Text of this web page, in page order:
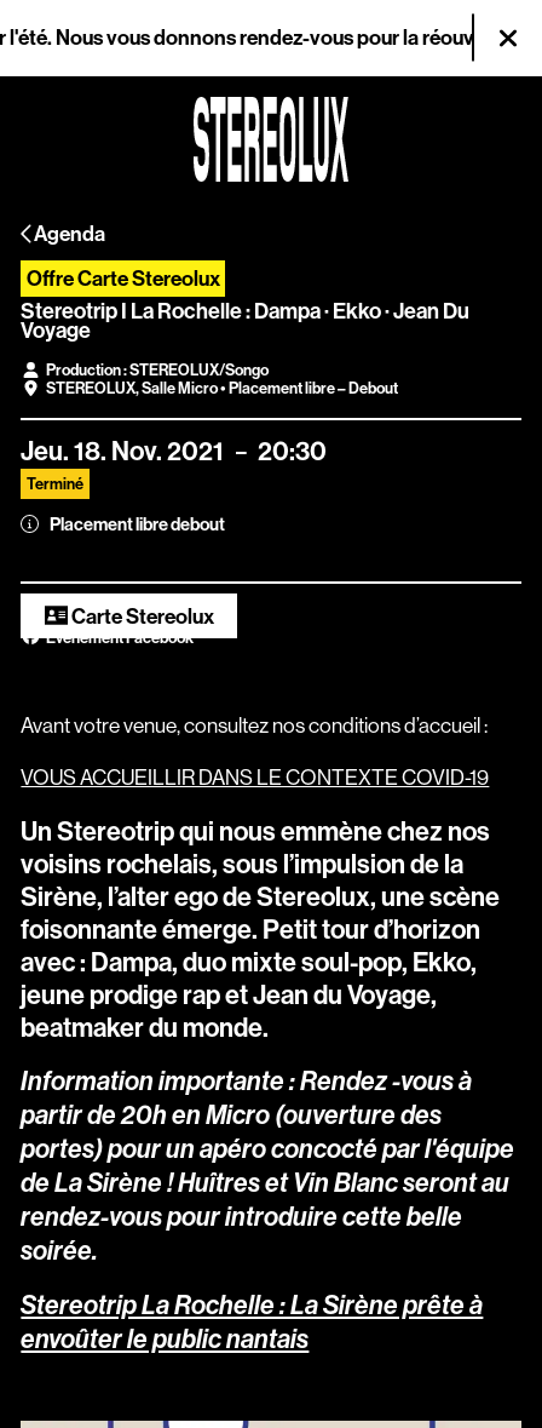
vous donnons rendez-vous pour la réouverture le
Agenda
Offre Carte Stereolux
Stereotrip I La Rochelle : Dampa · Ekko · Jean Du
Voyage
Production : STEREOLUX/Songo
STEREOLUX,Salle Micro• Placement libre – Debout
Jeu.18. Nov.2021 20:30
Terminé
Placement libre debout
Carte Stereolux
Évènement Facebook
Avant votre venue, consultez nos conditions d’accueil :
VOUS ACCUEILLIR DANS LE CONTEXTE COVID-19
Un Stereotrip qui nous emmène chez nos
voisins rochelais, sous l’impulsion de la
Sirène, l’alter ego de Stereolux, une scène
foisonnante émerge. Petit tour d’horizon
avec : Dampa, duo mixte soul-pop, Ekko,
jeune prodige rap et Jean du Voyage,
beatmaker du monde.
Information importante : Rendez -vous à
partir de 20h en Micro (ouverture des
portes) pour un apéro concocté par l'équipe
de La Sirène ! Huîtres et Vin Blanc seront au
rendez-vous pour introduire cette belle
soirée.
Stereotrip La Rochelle : La Sirène prête à
envoûter le public nantais
Agenda
Magazine
Stereolux
Arts & cultures
numériques
Infos pratiques
Scopitone
Accessibilité
Association Songo
Résidences
Espace pro
Partenaires
Location / Privatisation